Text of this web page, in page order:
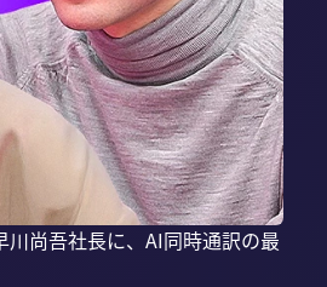
尚吾社長に、AI同時通訳の最